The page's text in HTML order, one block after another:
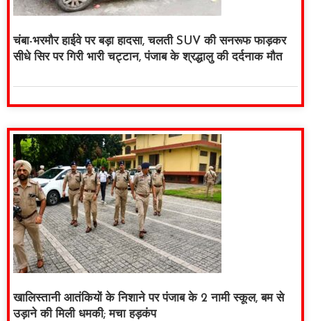
चंबा-भरमौर हाईवे पर बड़ा हादसा, चलती SUV की सनरूफ फाड़कर
सीधे सिर पर गिरी भारी चट्टान, पंजाब के श्रद्धालु की दर्दनाक मौत
खालिस्तानी आतंकियों के निशाने पर पंजाब के 2 नामी स्कूल, बम से
उड़ाने की मिली धमकी; मचा हड़कंप